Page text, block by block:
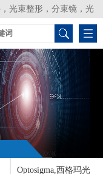
光束整形，分束镜，光
Optosigma,西格玛光